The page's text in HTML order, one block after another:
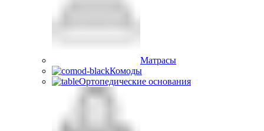
Матрасы
Комоды
Ортопедические основания